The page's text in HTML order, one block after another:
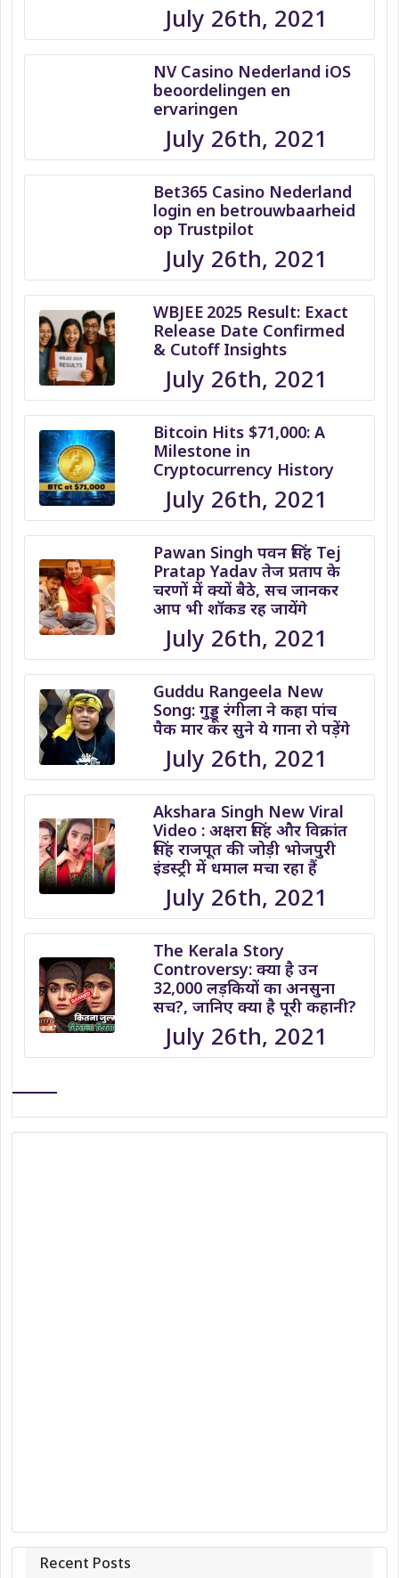
July 26th, 2021
NV Casino Nederland iOS
beoordelingen en
ervaringen
July 26th, 2021
Bet365 Casino Nederland
login en betrouwbaarheid
op Trustpilot
July 26th, 2021
WBJEE 2025 Result: Exact
Release Date Confirmed
& Cutoff Insights
July 26th, 2021
Bitcoin Hits $71,000: A
Milestone in
Cryptocurrency History
July 26th, 2021
Pawan Singh पवन सिंह Tej
Pratap Yadav तेज प्रताप के
चरणों में क्यों बैठे, सच जानकर
आप भी शॉकड रह जायेंगे
July 26th, 2021
Guddu Rangeela New
Song: गुड्डू रंगीला ने कहा पांच
पैक मार कर सुने ये गाना रो पड़ेंगे
July 26th, 2021
Akshara Singh New Viral
Video : अक्षरा सिंह और विक्रांत
सिंह राजपूत की जोड़ी भोजपुरी
इंडस्ट्री में धमाल मचा रहा हैं
July 26th, 2021
The Kerala Story
Controversy: क्या है उन
32,000 लड़कियों का अनसुना
सच?, जानिए क्या है पूरी कहानी?
July 26th, 2021
Recent Posts